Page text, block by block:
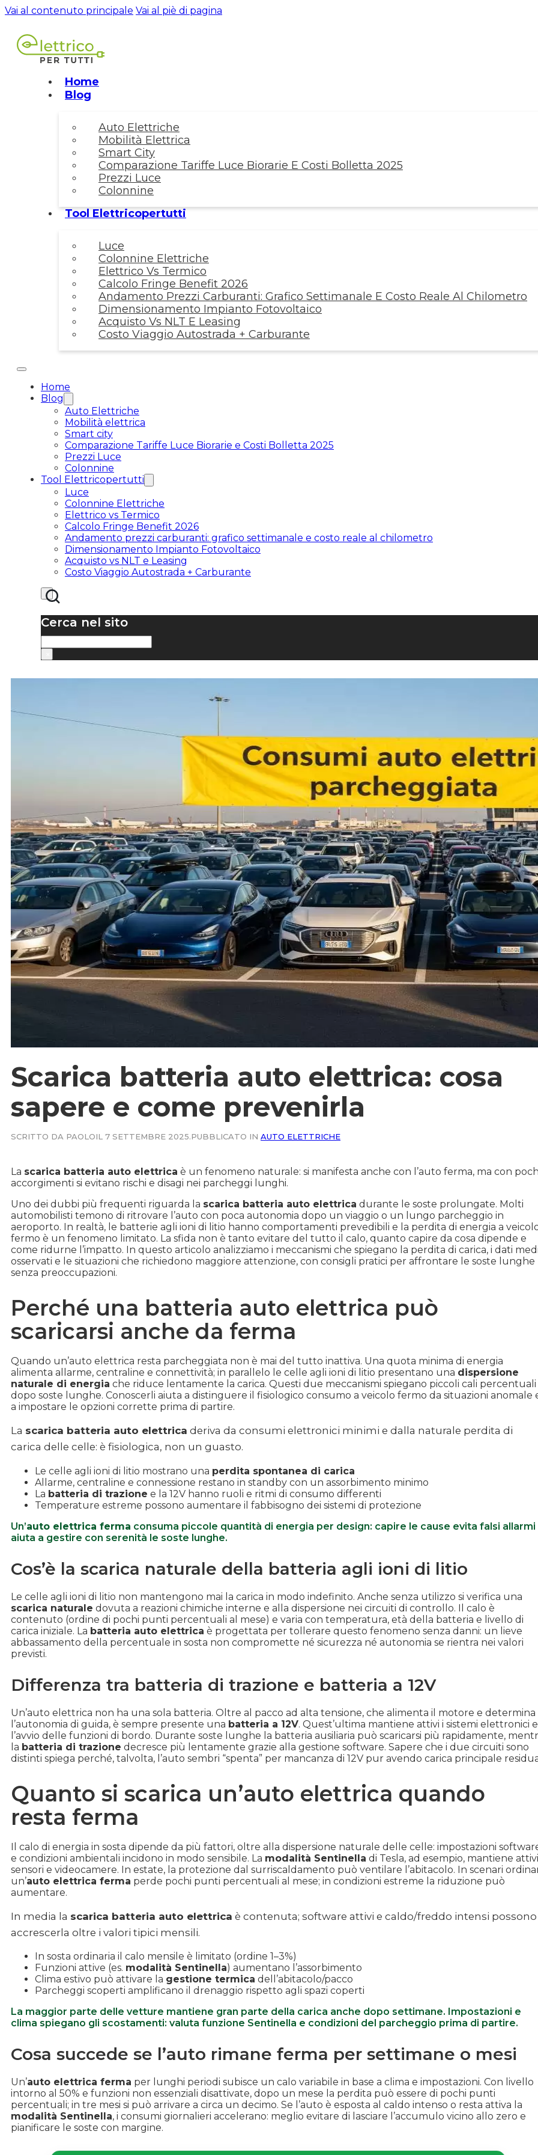
Vai al contenuto principale Vai al piè di pagina
Home
Blog
Auto Elettriche
Mobilità Elettrica
Smart City
Comparazione Tariffe Luce Biorarie E Costi Bolletta 2025
Prezzi Luce
Colonnine
Tool Elettricopertutti
Luce
Colonnine Elettriche
Elettrico Vs Termico
Calcolo Fringe Benefit 2026
Andamento Prezzi Carburanti: Grafico Settimanale E Costo Reale Al Chilometro
Dimensionamento Impianto Fotovoltaico
Acquisto Vs NLT E Leasing
Costo Viaggio Autostrada + Carburante
Home
Blog
Auto Elettriche
Mobilità elettrica
Smart city
Comparazione Tariffe Luce Biorarie e Costi Bolletta 2025
Prezzi Luce
Colonnine
Tool Elettricopertutti
Luce
Colonnine Elettriche
Elettrico vs Termico
Calcolo Fringe Benefit 2026
Andamento prezzi carburanti: grafico settimanale e costo reale al chilometro
Dimensionamento Impianto Fotovoltaico
Acquisto vs NLT e Leasing
Costo Viaggio Autostrada + Carburante
Cerca nel sito
Scarica batteria auto elettrica: cosa
sapere e come prevenirla
SCRITTO DA PAOLOIL 7 SETTEMBRE 2025.PUBBLICATO IN AUTO ELETTRICHE
La scarica batteria auto elettrica è un fenomeno naturale: si manifesta anche con l’auto ferma, ma con
accorgimenti si evitano rischi e disagi nei parcheggi lunghi.
Uno dei dubbi più frequenti riguarda la scarica batteria auto elettrica durante le soste prolungate. Molti
automobilisti temono di ritrovare l’auto con poca autonomia dopo un viaggio o un lungo parcheggio in
aeroporto. In realtà, le batterie agli ioni di litio hanno comportamenti prevedibili e la perdita di energia a
fermo è un fenomeno limitato. La sfida non è tanto evitare del tutto il calo, quanto capire da cosa dipende e
come ridurne l’impatto. In questo articolo analizziamo i meccanismi che spiegano la perdita di carica, i dati
osservati e le situazioni che richiedono maggiore attenzione, con consigli pratici per affrontare le soste lunghe
senza preoccupazioni.
Perché una batteria auto elettrica può
scaricarsi anche da ferma
Quando un’auto elettrica resta parcheggiata non è mai del tutto inattiva. Una quota minima di energia
alimenta allarme, centraline e connettività; in parallelo le celle agli ioni di litio presentano una dispersione
naturale di energia che riduce lentamente la carica. Questi due meccanismi spiegano piccoli cali percentuali
dopo soste lunghe. Conoscerli aiuta a distinguere il fisiologico consumo a veicolo fermo da situazioni anomale
a impostare le opzioni corrette prima di partire.
La scarica batteria auto elettrica deriva da consumi elettronici minimi e dalla naturale perdita di
carica delle celle: è fisiologica, non un guasto.
Le celle agli ioni di litio mostrano una perdita spontanea di carica
Allarme, centraline e connessione restano in standby con un assorbimento minimo
La batteria di trazione e la 12V hanno ruoli e ritmi di consumo differenti
Temperature estreme possono aumentare il fabbisogno dei sistemi di protezione
Un’auto elettrica ferma consuma piccole quantità di energia per design: capire le cause evita falsi allarmi
aiuta a gestire con serenità le soste lunghe.
Cos’è la scarica naturale della batteria agli ioni di litio
Le celle agli ioni di litio non mantengono mai la carica in modo indefinito. Anche senza utilizzo si verifica una
scarica naturale dovuta a reazioni chimiche interne e alla dispersione nei circuiti di controllo. Il calo è
contenuto (ordine di pochi punti percentuali al mese) e varia con temperatura, età della batteria e livello di
carica iniziale. La batteria auto elettrica è progettata per tollerare questo fenomeno senza danni: un lieve
abbassamento della percentuale in sosta non compromette né sicurezza né autonomia se rientra nei valori
previsti.
Differenza tra batteria di trazione e batteria a 12V
Un’auto elettrica non ha una sola batteria. Oltre al pacco ad alta tensione, che alimenta il motore e determina
l’autonomia di guida, è sempre presente una batteria a 12V. Quest’ultima mantiene attivi i sistemi elettronici e
l’avvio delle funzioni di bordo. Durante soste lunghe la batteria ausiliaria può scaricarsi più rapidamente,
la batteria di trazione decresce più lentamente grazie alla gestione software. Sapere che i due circuiti sono
distinti spiega perché, talvolta, l’auto sembri “spenta” per mancanza di 12V pur avendo carica principale
Quanto si scarica un’auto elettrica quando
resta ferma
Il calo di energia in sosta dipende da più fattori, oltre alla dispersione naturale delle celle: impostazioni
e condizioni ambientali incidono in modo sensibile. La modalità Sentinella di Tesla, ad esempio, mantiene attivi
sensori e videocamere. In estate, la protezione dal surriscaldamento può ventilare l’abitacolo. In scenari
un’auto elettrica ferma perde pochi punti percentuali al mese; in condizioni estreme la riduzione può
aumentare.
In media la scarica batteria auto elettrica è contenuta; software attivi e caldo/freddo intensi possono
accrescerla oltre i valori tipici mensili.
In sosta ordinaria il calo mensile è limitato (ordine 1–3%)
Funzioni attive (es. modalità Sentinella) aumentano l’assorbimento
Clima estivo può attivare la gestione termica dell’abitacolo/pacco
Parcheggi scoperti amplificano il drenaggio rispetto agli spazi coperti
La maggior parte delle vetture mantiene gran parte della carica anche dopo settimane. Impostazioni e
clima spiegano gli scostamenti: valuta funzione Sentinella e condizioni del parcheggio prima di partire.
Cosa succede se l’auto rimane ferma per settimane o mesi
Un’auto elettrica ferma per lunghi periodi subisce un calo variabile in base a clima e impostazioni. Con livello
intorno al 50% e funzioni non essenziali disattivate, dopo un mese la perdita può essere di pochi punti
percentuali; in tre mesi si può arrivare a circa un decimo. Se l’auto è esposta al caldo intenso o resta attiva la
modalità Sentinella, i consumi giornalieri accelerano: meglio evitare di lasciare l’accumulo vicino allo zero e
pianificare le soste con margine.